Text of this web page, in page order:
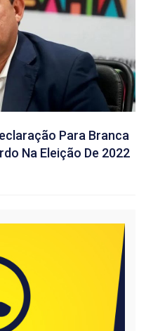
Para Branca
Na Eleição De 2022